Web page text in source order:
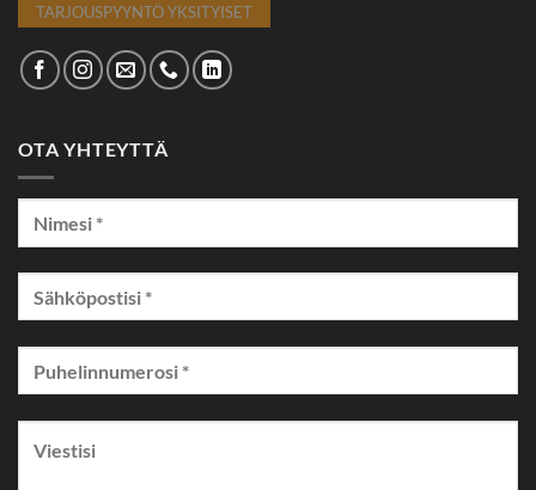
TARJOUSPYYNTÖ YKSITYISET
OTA YHTEYTTÄ